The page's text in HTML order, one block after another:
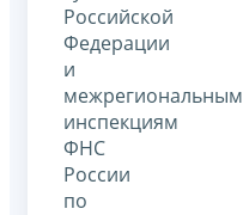
Российской
Федерации
и
межрегиональным
инспекциям
ФНС
России
по